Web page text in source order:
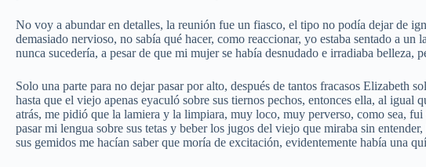
No voy a abundar en detalles, la reunión fue un fiasco, el tipo no podía dejar de
demasiado nervioso, no sabía qué hacer, como reaccionar, yo estaba sentado a un
nunca sucedería, a pesar de que mi mujer se había desnudado e irradiaba belleza,
Solo una parte para no dejar pasar por alto, después de tantos fracasos Elizabeth
hasta que el viejo apenas eyaculó sobre sus tiernos pechos, entonces ella, al igual
atrás, me pidió que la lamiera y la limpiara, muy loco, muy perverso, como sea,
pasar mi lengua sobre sus tetas y beber los jugos del viejo que miraba sin
sus gemidos me hacían saber que moría de excitación, evidentemente había una